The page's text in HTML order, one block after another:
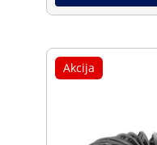
Akcija